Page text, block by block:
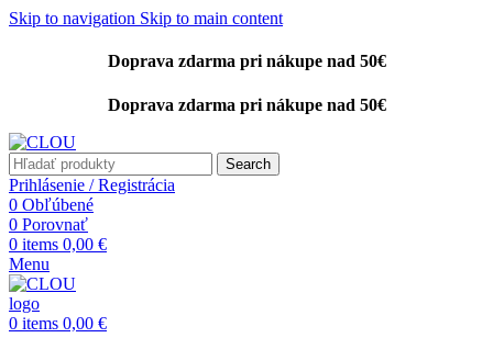
Skip to navigation Skip to main content
Doprava zdarma pri nákupe nad 50€
Doprava zdarma pri nákupe nad 50€
Search
Prihlásenie / Registrácia
0 Obľúbené
0 Porovnať
0 items 0,00 €
Menu
0 items 0,00 €